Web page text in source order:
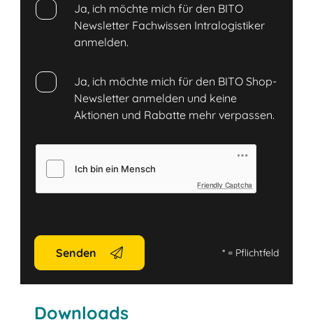
Ja, ich möchte mich für den BITO
Newsletter Fachwissen Intralogistiker
anmelden.
Ja, ich möchte mich für den BITO Shop-
Newsletter anmelden und keine
Aktionen und Rabatte mehr verpassen.
Friendly Captcha
Senden *= Pflichtfeld
Downloads